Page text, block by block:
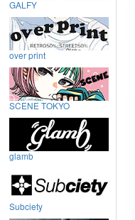
GALFY
over print
SCENE TOKYO
glamb
Subciety